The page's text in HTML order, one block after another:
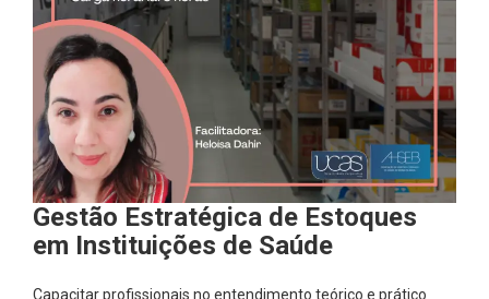
Gestão Estratégica de Estoques
em Instituições de Saúde
Capacitar profissionais no entendimento teórico e prático